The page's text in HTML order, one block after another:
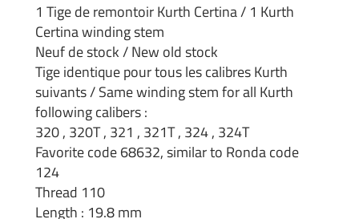
1 Tige de remontoir Kurth Certina / 1 Kurth
Certina winding stem
Neuf de stock / New old stock
Tige identique pour tous les calibres Kurth
suivants / Same winding stem for all Kurth
following calibers :
320 , 320T , 321 , 321T , 324 , 324T
Favorite code 68632, similar to Ronda code
124
Thread 110
Length : 19.8 mm